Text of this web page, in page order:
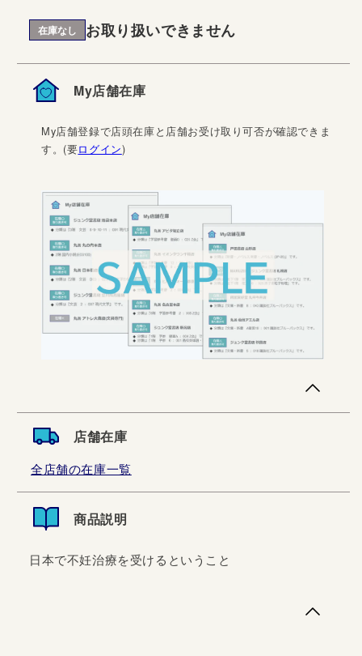
在庫なし お取り扱いできません
My店舗在庫
My店舗登録で店頭在庫と店舗お受け取り可否が確認できま
す。(要ログイン)
店舗在庫
全店舗の在庫一覧
商品説明
日本で不妊治療を受けるということ